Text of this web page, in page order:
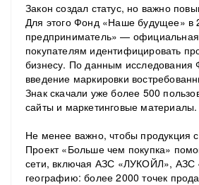
Закон создал статус, но важно
Для этого Фонд «Наше будущее» в
предприниматель» — официальная
покупателям идентифицировать
бизнесу. По данным исследования
введение маркировки
Знак скачали уже более 500
сайты и маркетинговые материалы.
Не менее важно, чтобы продукция
Проект «Больше чем покупка»
сети, включая АЗС «ЛУКОЙЛ», АЗС
географию: более 2000 точек